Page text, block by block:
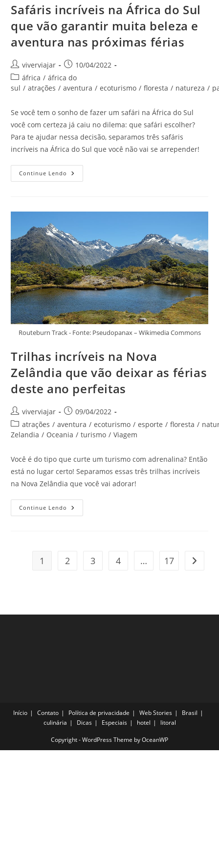
Safáris incríveis na África do Sul
que vão garantir muita beleza e
aventura nas próximas férias
Autor
do
post:
viverviajar
Post
publicado:
10/04/2022
Categoria
do
áfrica / áfrica do
sul / atrações / aventura / ecoturismo / floresta / natureza /
Se você tem o sonho de fazer um safári na África do Sul
você com certeza já caiu no dilema: que safári escolher?
Para te ajudar nessa decisão, separamos três safáris
incríveis na África do Sul que você não vai se arrepender!
Continue Lendo Safáris
Incríveis
Que
Muita
Beleza
E
Aventura
Nas
Próximas
Férias
Routeburn Track - Fonte: Pseudopanax – Wikimedia Commons
Trilhas incríveis na Nova
Zelândia que vão deixar as férias
deste ano perfeitas
Autor
do
post:
viverviajar
Post
publicado:
09/04/2022
Categoria
do
atrações / aventura / ecoturismo / esporte / floresta /
Zelandia / Oceania / turismo / Viagem
Você é do tipo que curte um turismo com adrenalina? Então
está no lugar certo! Separamos essas três trilhas incríveis
na Nova Zelândia que você vai adorar!
Continue Lendo Trilhas
Incríveis
Deixar
As
1 2 3 4 … 17 Ir para
Início Contato Política de privacidade Web Stories
Brasil
culinária
Dicas Especiais hotel litoral
Copyright - WordPress Theme by OceanWP